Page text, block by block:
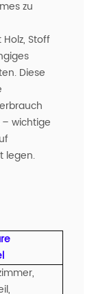
zu
Stoff
Diese
wichtige
legen.